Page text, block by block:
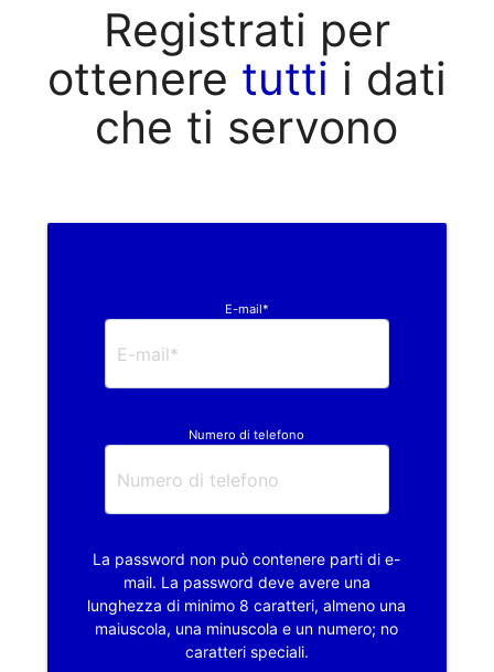
Registrati per
ottenere tutti i dati
che ti servono
E-mail*
Numero di telefono
La password non può contenere parti di e-
mail. La password deve avere una
lunghezza di minimo 8 caratteri, almeno una
maiuscola, una minuscola e un numero; no
caratteri speciali.